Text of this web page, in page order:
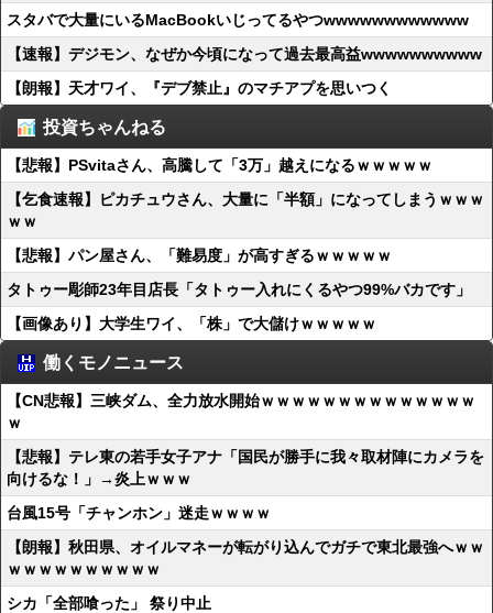
スタバで大量にいるMacBookいじってるやつwwwwwwwwwwww
【速報】デジモン、なぜか今頃になって過去最高益wwwwwwwwww
【朗報】天才ワイ、『デブ禁止』のマチアプを思いつく
投資ちゃんねる
【悲報】PSvitaさん、高騰して「3万」越えになるｗｗｗｗｗ
【乞食速報】ピカチュウさん、大量に「半額」になってしまうｗｗｗ
ｗｗ
【悲報】パン屋さん、「難易度」が高すぎるｗｗｗｗｗ
タトゥー彫師23年目店長「タトゥー入れにくるやつ99%バカです」
【画像あり】大学生ワイ、「株」で大儲けｗｗｗｗｗ
働くモノニュース
【CN悲報】三峡ダム、全力放水開始ｗｗｗｗｗｗｗｗｗｗｗｗｗｗ
ｗ
【悲報】テレ東の若手女子アナ「国民が勝手に我々取材陣にカメラを
向けるな！」→炎上ｗｗｗ
台風15号「チャンホン」迷走ｗｗｗｗ
【朗報】秋田県、オイルマネーが転がり込んでガチで東北最強へｗｗ
ｗｗｗｗｗｗｗｗｗｗ
シカ「全部喰った」 祭り中止